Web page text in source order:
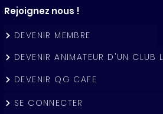
Rejoignez nous !
DEVENIR MEMBRE
DEVENIR ANIMATEUR D'UN CLUB
DEVENIR QG CAFE
SE CONNECTER